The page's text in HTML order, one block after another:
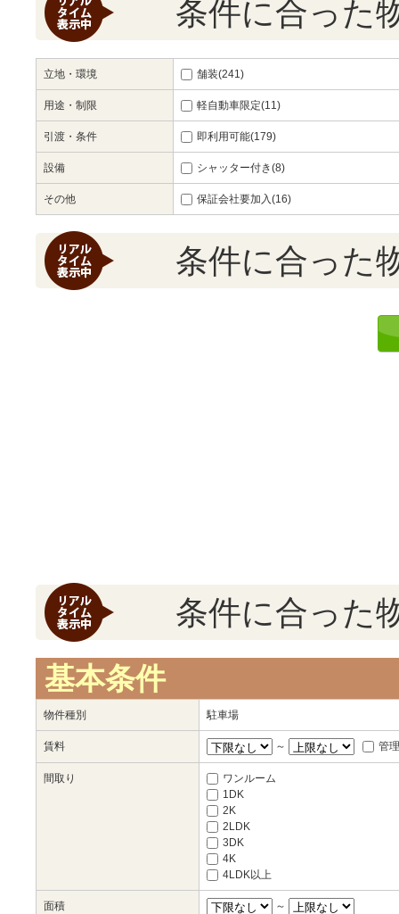
条件に合った
立地・環境 舗装(241)
用途・制限 軽自動車限定(11)
引渡・条件 即利用可能(179)
設備 シャッター付き(8)
その他 保証会社要加入(16)
条件に合った
条件に合った
基本条件
物件種別 駐車場
賃料 ～ 管
間取り
ワンルーム
1DK
2K
2LDK
3DK
4K
4LDK以上
面積 ～